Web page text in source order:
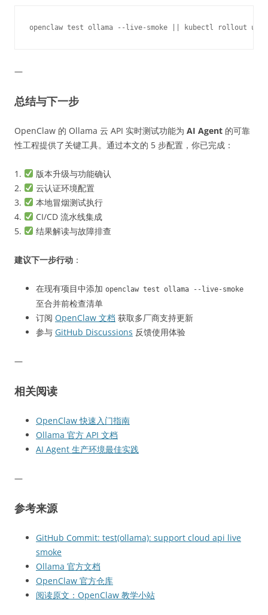
—
总结与下一步
OpenClaw 的 Ollama 云 API 实时测试功能为 AI Agent 的可靠
性工程提供了关键工具。通过本文的 5 步配置，你已完成：
1.
版本升级与功能确认
2.
云认证环境配置
3.
本地冒烟测试执行
4.
CI/CD 流水线集成
5.
结果解读与故障排查
建议下一步行动 ：
在现有项目中添加 openclaw test ollama --live-smoke
至合并前检查清单
订阅 OpenClaw 文档 获取多厂商支持更新
参与 GitHub Discussions 反馈使用体验
—
相关阅读
OpenClaw 快速入门指南
Ollama 官方 API 文档
AI Agent 生产环境最佳实践
—
参考来源
GitHub Commit: test(ollama): support cloud api live
smoke
Ollama 官方文档
OpenClaw 官方仓库
阅读原文：OpenClaw 教学小站